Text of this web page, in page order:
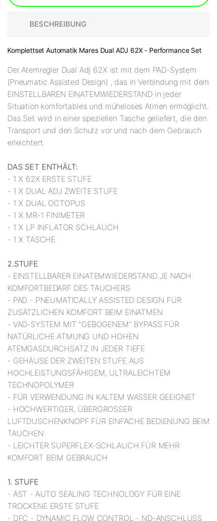
BESCHREIBUNG
Komplettset Automatik Mares Dual ADJ 62X - Performance Set
Der Atemregler Dual Adj 62X ist mit dem PAD-System
(Pneumatic Assisted Design) , das in Verbindung mit dem
EINSTELLBAREN EINATEMWIEDERSTAND in jeder
Situation komfortables und müheloses Atmen ermöglicht.
Das Set wird in einer speziellen Tasche geliefert, die den
Transport und den Schutz vor und nach dem Gebrauch
erleichtert.
DAS SET ENTHÄLT:
- 1 X 62X ERSTE STUFE
- 1 X DUAL ADJ ZWEITE STUFE
- 1 X DUAL OCTOPUS
- 1 X MR-1 FINIMETER
- 1 X LP INFLATOR SCHLAUCH
- 1 X TASCHE
2.STUFE
- EINSTELLBARER EINATEMWIEDERSTAND JE NACH
KOMFORTBEDARF DES TAUCHERS
- PAD - PNEUMATICALLY ASSISTED DESIGN FÜR
ZUSÄTZLICHEN KOMFORT BEIM EINATMEN
- VAD-SYSTEM MIT "GEBOGENEM" BYPASS FÜR
NATÜRLICHE ATMUNG UND HOHEN
ATEMGASDURCHSATZ IN JEDER TIEFE
- GEHÄUSE DER ZWEITEN STUFE AUS
HOCHLEISTUNGSFÄHIGEM, ULTRALEICHTEM
TECHNOPOLYMER
- FÜR VERWENDUNG IN KALTEM WASSER GEEIGNET
- HOCHWERTIGER, ÜBERGROSSER
LUFTDUSCHENKNOPF FÜR EINFACHE BEDIENUNG BEIM
TAUCHEN
- LEICHTER SUPERFLEX-SCHLAUCH FÜR MEHR
KOMFORT BEIM GEBRAUCH
1. STUFE
- AST - AUTO SEALING TECHNOLOGY FÜR EINE
TROCKENE ERSTE STUFE
- DFC - DYNAMIC FLOW CONTROL - ND-ANSCHLUSS